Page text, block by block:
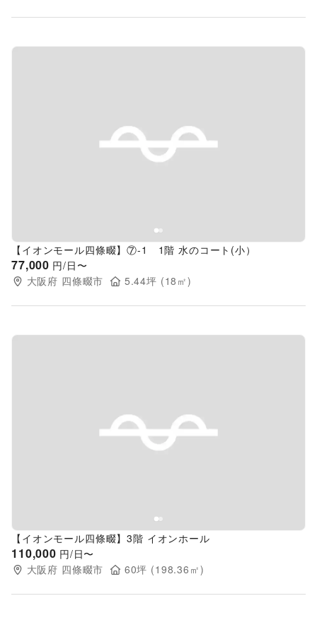
Previous slide
【イオンモール四條畷】⑦-1 1階 水のコート(小）
77,000 円/日〜
大阪府 四條畷市 5.44坪 (18 ㎡)
Previous slide
【イオンモール四條畷】3階 イオンホール
110,000 円/日〜
大阪府 四條畷市 60坪 (198.36 ㎡)